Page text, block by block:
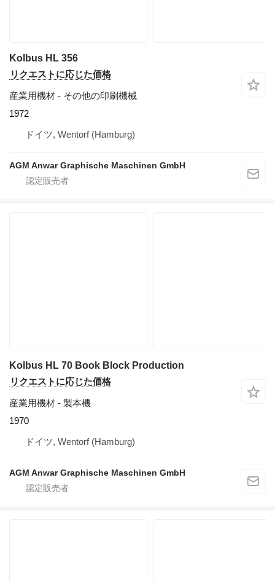
Kolbus HL 356
リクエストに応じた価格
産業用機材 - その他の印刷機械
1972
ドイツ, Wentorf (Hamburg)
AGM Anwar Graphische Maschinen GmbH
Kolbus HL 70 Book Block Production
リクエストに応じた価格
産業用機材 - 製本機
1970
ドイツ, Wentorf (Hamburg)
AGM Anwar Graphische Maschinen GmbH